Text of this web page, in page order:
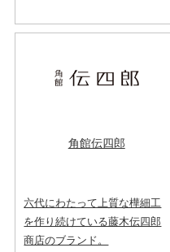
角館伝四郎
六代にわたって上質な樺細工
を作り続けている藤木伝四郎
商店のブランド。